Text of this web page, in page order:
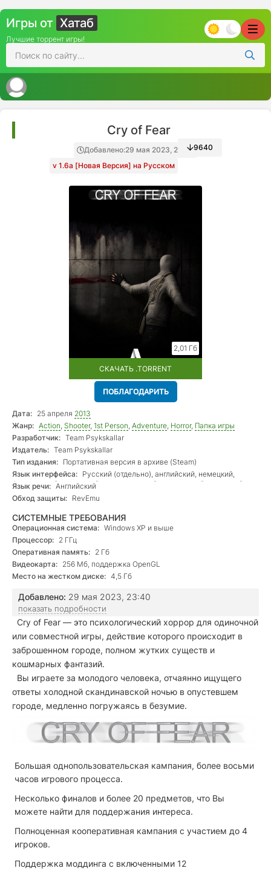
Игры от Хатаб
Лучшие торрент игры!
Cry of Fear
Добавлено:29 мая 2023, 23:40
v 1.6a [Новая Версия] на Русском
9640
2,01 Гб
СКАЧАТЬ .TORRENT
ПОБЛАГОДАРИТЬ
Дата: 25 апреля 2013
Жанр: Action, Shooter, 1st Person, Adventure, Horror, Папка игры
Разработчик: Team Psykskallar
Издатель: Team Psykskallar
Тип издания: Портативная версия в архиве (Steam)
Язык интерфейса: Русский (отдельно), английский, немецкий,
французский, испанский, нидерландский, норвежский, шведский
Язык речи: Английский
Обход защиты: RevEmu
СИСТЕМНЫЕ ТРЕБОВАНИЯ
Операционная система: Windows XP и выше
Процессор: 2 ГГц
Оперативная память: 2 Гб
Видеокарта: 256 Мб, поддержка OpenGL
Место на жестком диске: 4,5 Гб
Добавлено: 29 мая 2023, 23:40
показать подробности
Cry of Fear — это психологический хоррор для одиночной
или совместной игры, действие которого происходит в
заброшенном городе, полном жутких существ и
кошмарных фантазий.
Вы играете за молодого человека, отчаянно ищущего
ответы холодной скандинавской ночью в опустевшем
городе, медленно погружаясь в безумие.
Большая однопользовательская кампания, более восьми
часов игрового процесса.
Несколько финалов и более 20 предметов, что Вы
можете найти для поддержания интереса.
Полноценная кооперативная кампания с участием до 4
игроков.
Поддержка моддинга с включенными 12